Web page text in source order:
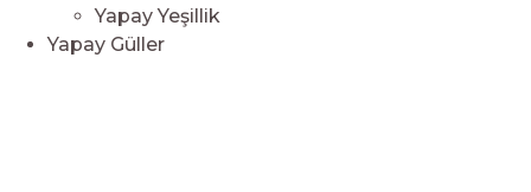
Yapay Yeşillik
Yapay Güller